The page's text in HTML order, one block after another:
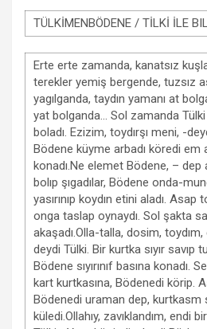
TÜLKİMENBÖDENE / TİLKİ İLE
Erte erte zamanda, kanatsız
terekler yemiş bergende, tuzsız
yagılganda, taydın yamanı at
yat bolganda… Sol zamanda
boladı. Ezizim, toydırşı meni, -
Bödene küyme arbadı köredi em
konadı.Ne elemet Bödene, – dep
bolıp şıgadılar, Bödene onda-
yasırınıp koydın etini aladı. Asap
onga taslap oynaydı. Sol şakta
akaşadı.Olla-talla, dosim,
deydi Tülki. Bir kurtka sıyır savıp
Bödene sıyırınıf basına konadı.
kart kurtkasına, Bödenedi körip.
Bödenedi uraman dep, kurtkasm
küledi.Ollahıy, zavıklandım, endi